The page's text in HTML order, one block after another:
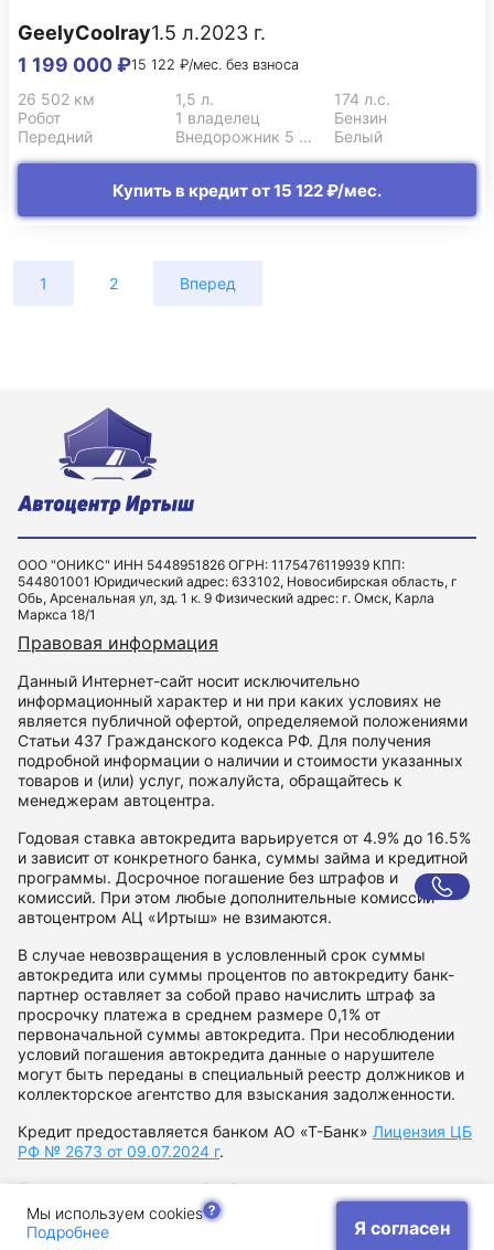
GeelyCoolray1.5 л.2023 г.
1 199 000 ₽15 122 ₽/мес. без взноса
26 502 км 1,5 л.
174 л.с.
Робот
1 владелец
Бензин
Передний
Внедорожник 5 дв. Белый
Купить в кредит от 15 122 ₽/мес.
1 2 Вперед
ООО "ОНИКС" ИНН 5448951826 ОГРН: 1175476119939 КПП:
544801001 Юридический адрес: 633102, Новосибирская область, г
Обь, Арсенальная ул, зд. 1 к. 9 Физический адрес: г. Омск, Карла
Маркса 18/1
Правовая информация
Данный Интернет-сайт носит исключительно
информационный характер и ни при каких условиях не
является публичной офертой, определяемой положениями
Статьи 437 Гражданского кодекса РФ. Для получения
подробной информации о наличии и стоимости указанных
товаров и (или) услуг, пожалуйста, обращайтесь к
менеджерам автоцентра.
Годовая ставка автокредита варьируется от 4.9% до 16.5%
и зависит от конкретного банка, суммы займа и кредитной
программы. Досрочное погашение без штрафов и
комиссий. При этом любые дополнительные комиссии
автоцентром АЦ «Иртыш» не взимаются.
В случае невозвращения в условленный срок суммы
автокредита или суммы процентов по автокредиту банк-
партнер оставляет за собой право начислить штраф за
просрочку платежа в среднем размере 0,1% от
первоначальной суммы автокредита. При несоблюдении
условий погашения автокредита данные о нарушителе
могут быть переданы в специальный реестр должников и
коллекторское агентство для взыскания задолженности.
Кредит предоставляется банком АО «Т-Банк» Лицензия ЦБ
РФ № 2673 от 09.07.2024 г.
Политика в отношении обработки персональных данных
Согласие на рекламную рассылку
Мы используем cookies
Подробнее
Я согласен